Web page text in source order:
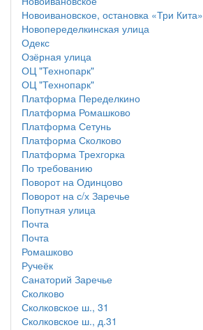
Новоивановское, остановка «Три Кита»
Новопеределкинская улица
Одекс
Озёрная улица
ОЦ "Технопарк"
ОЦ "Технопарк"
Платформа Переделкино
Платформа Ромашково
Платформа Сетунь
Платформа Сколково
Платформа Трехгорка
По требованию
Поворот на Одинцово
Поворот на с/х Заречье
Попутная улица
Почта
Почта
Ромашково
Ручеёк
Санаторий Заречье
Сколково
Сколковское ш., 31
Сколковское ш., д.31